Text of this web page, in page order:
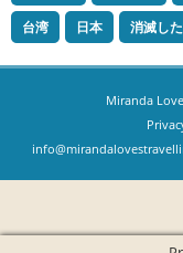
台湾
日本 消滅し
Miranda